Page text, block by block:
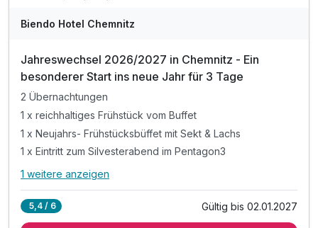
Biendo Hotel Chemnitz
Jahreswechsel 2026/2027 in Chemnitz - Ein
besonderer Start ins neue Jahr für 3 Tage
2 Übernachtungen
1 x reichhaltiges Frühstück vom Buffet
1 x Neujahrs- Frühstücksbüffet mit Sekt & Lachs
1 x Eintritt zum Silvesterabend im Pentagon3
Alle Inklusivleistungen
1 weitere anzeigen
5,4 / 6 Gültig bis 02.01.2027